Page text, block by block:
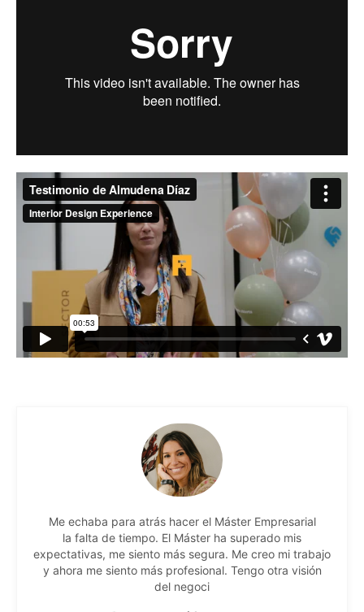
Me echaba para atrás hacer el Máster Empresarial
la falta de tiempo. El Máster ha superado mis
expectativas, me siento más segura. Me creo mi trabajo
y ahora me siento más profesional. Tengo otra visión
del negoci